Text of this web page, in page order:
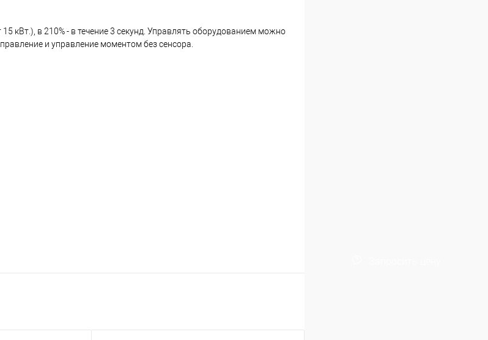
кВт.), в 210% - в течение 3 секунд. Управлять оборудованием можно
и управление моментом без сенсора.